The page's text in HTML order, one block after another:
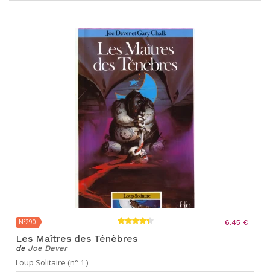
N°290 6.45 €
Les Maîtres des Ténèbres
de Joe Dever
Loup Solitaire (n° 1 )